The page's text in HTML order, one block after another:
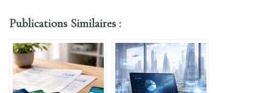
Publications Similaires :